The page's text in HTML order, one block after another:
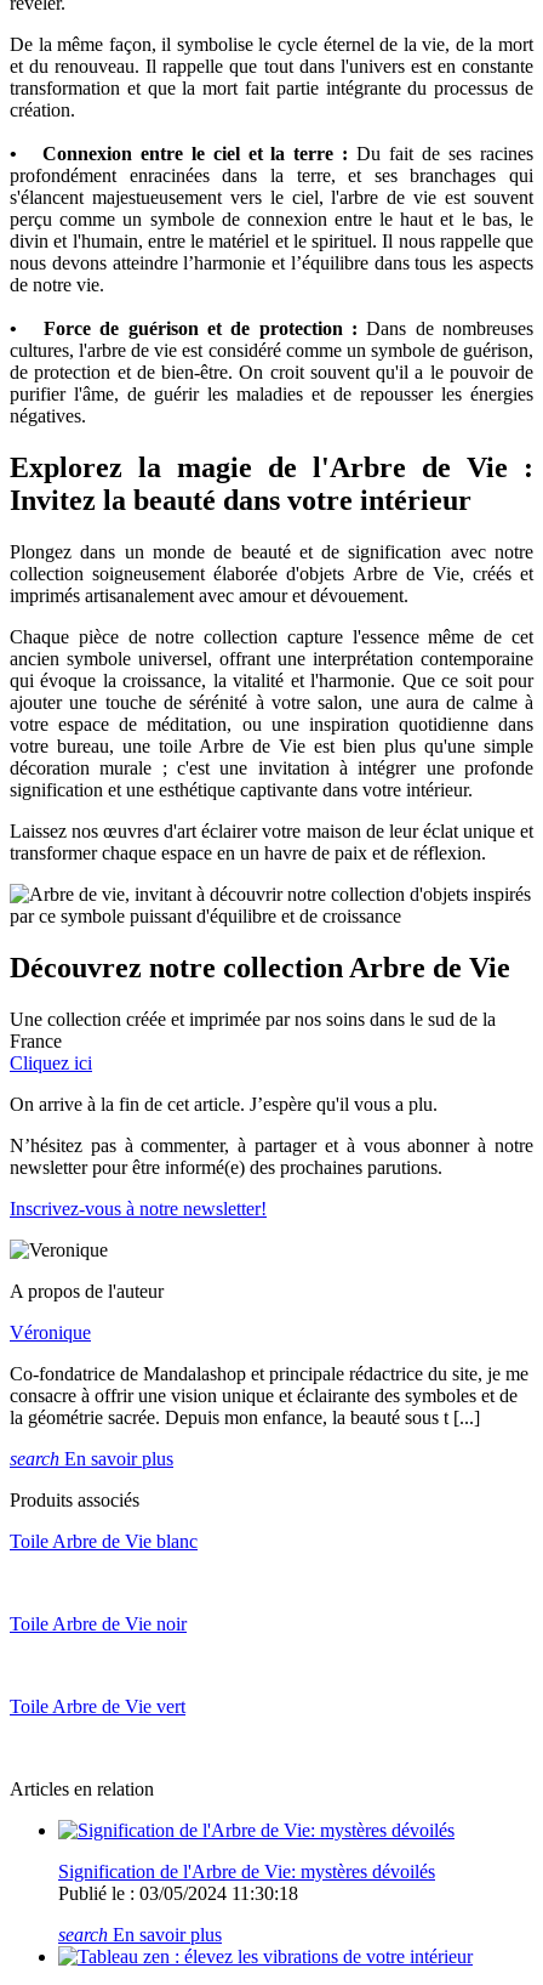
De la même façon, il symbolise le cycle éternel de la vie, de la mort
et du renouveau. Il rappelle que tout dans l'univers est en constante
transformation et que la mort fait partie intégrante du processus de
création.
• Connexion entre le ciel et la terre : Du fait de ses racines
profondément enracinées dans la terre, et ses branchages qui
s'élancent majestueusement vers le ciel, l'arbre de vie est souvent
perçu comme un symbole de connexion entre le haut et le bas, le
divin et l'humain, entre le matériel et le spirituel. Il nous rappelle que
nous devons atteindre l’harmonie et l’équilibre dans tous les aspects
de notre vie.
• Force de guérison et de protection : Dans de nombreuses
cultures, l'arbre de vie est considéré comme un symbole de guérison,
de protection et de bien-être. On croit souvent qu'il a le pouvoir de
purifier l'âme, de guérir les maladies et de repousser les énergies
négatives.
Explorez la magie de l'Arbre de Vie :
Invitez la beauté dans votre intérieur
Plongez dans un monde de beauté et de signification avec notre
collection soigneusement élaborée d'objets Arbre de Vie, créés et
imprimés artisanalement avec amour et dévouement.
Chaque pièce de notre collection capture l'essence même de cet
ancien symbole universel, offrant une interprétation contemporaine
qui évoque la croissance, la vitalité et l'harmonie. Que ce soit pour
ajouter une touche de sérénité à votre salon, une aura de calme à
votre espace de méditation, ou une inspiration quotidienne dans
votre bureau, une toile Arbre de Vie est bien plus qu'une simple
décoration murale ; c'est une invitation à intégrer une profonde
signification et une esthétique captivante dans votre intérieur.
Laissez nos œuvres d'art éclairer votre maison de leur éclat unique et
transformer chaque espace en un havre de paix et de réflexion.
Découvrez notre collection Arbre de Vie
Une collection créée et imprimée par nos soins dans le sud de la
France
Cliquez ici
On arrive à la fin de cet article. J’espère qu'il vous a plu.
N’hésitez pas à commenter, à partager et à vous abonner à notre
newsletter pour être informé(e) des prochaines parutions.
Inscrivez-vous à notre newsletter!
A propos de l'auteur
Véronique
Co-fondatrice de Mandalashop et principale rédactrice du site, je me
consacre à offrir une vision unique et éclairante des symboles et de
la géométrie sacrée. Depuis mon enfance, la beauté sous t [...]
search En savoir plus
Produits associés
Toile Arbre de Vie blanc
Toile Arbre de Vie noir
Toile Arbre de Vie vert
Articles en relation
Signification de l'Arbre de Vie: mystères dévoilés
Publié le : 03/05/2024 11:30:18
search En savoir plus